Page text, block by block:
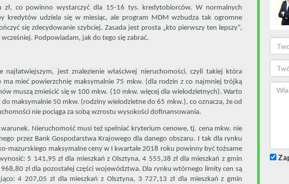
co powinno wystarczyć dla 15-16 tys. kredytobiorców. W normalnych
kredytów udziela się w miesiąc, ale program MDM wzbudza tak ogromne
się zdecydowanie szybciej. Zasada jest prosta „kto pierwszy ten lepszy”,
Podpowiadam, jak do tego się zabrać.
najłatwiejszym, jest znalezienie właściwej nieruchomości, czyli takiej która
ma mieć powierzchnię maksymalnie 75 mkw. (dla rodzin z co najmniej trójką
muszą zmieścić się w 100 mkw. (10 mkw. więcej dla wielodzietnych). Warto
do maksymalnie 50 mkw. (rodziny wielodzietne do 65 mkw.), co oznacza, że od
nie pociąga za sobą wzrostu wysokości dofinansowania.
Nieruchomość musi też spełniać kryterium cenowe, tj. cena mkw. nie
przez Bank Gospodarstwa Krajowego dla danego obszaru. I tak dla rynku
mazurskiego maksymalne ceny w I kwartale 2018 roku powinny być tożsame
5 141,95 zł dla mieszkań z Olsztyna, 4 555,38 zł dla mieszkań z gmin
zł dla pozostałej części województwa. Dla rynku wtórnego limity cen są
4 207,05 zł dla mieszkań z Olsztyna, 3 727,13 zł dla mieszkań z gmin